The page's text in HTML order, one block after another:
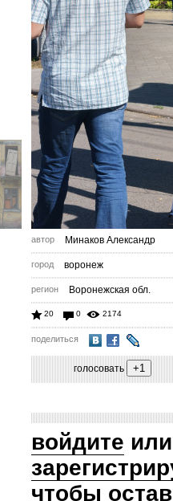
автор Минаков Александр
город воронеж
регион Воронежская обл.
20 0 2174
поделиться
голосовать
войдите или
чтобы